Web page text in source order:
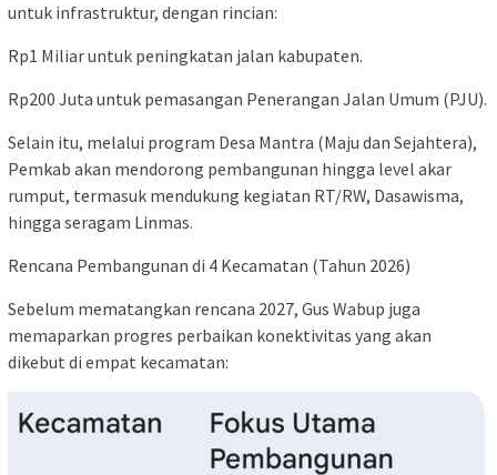
untuk infrastruktur, dengan rincian:
​Rp1 Miliar untuk peningkatan jalan kabupaten.
​Rp200 Juta untuk pemasangan Penerangan Jalan Umum (PJU).
​Selain itu, melalui program Desa Mantra (Maju dan Sejahtera),
Pemkab akan mendorong pembangunan hingga level akar
rumput, termasuk mendukung kegiatan RT/RW, Dasawisma,
hingga seragam Linmas.
​Rencana Pembangunan di 4 Kecamatan (Tahun 2026)
​Sebelum mematangkan rencana 2027, Gus Wabup juga
memaparkan progres perbaikan konektivitas yang akan
dikebut di empat kecamatan: